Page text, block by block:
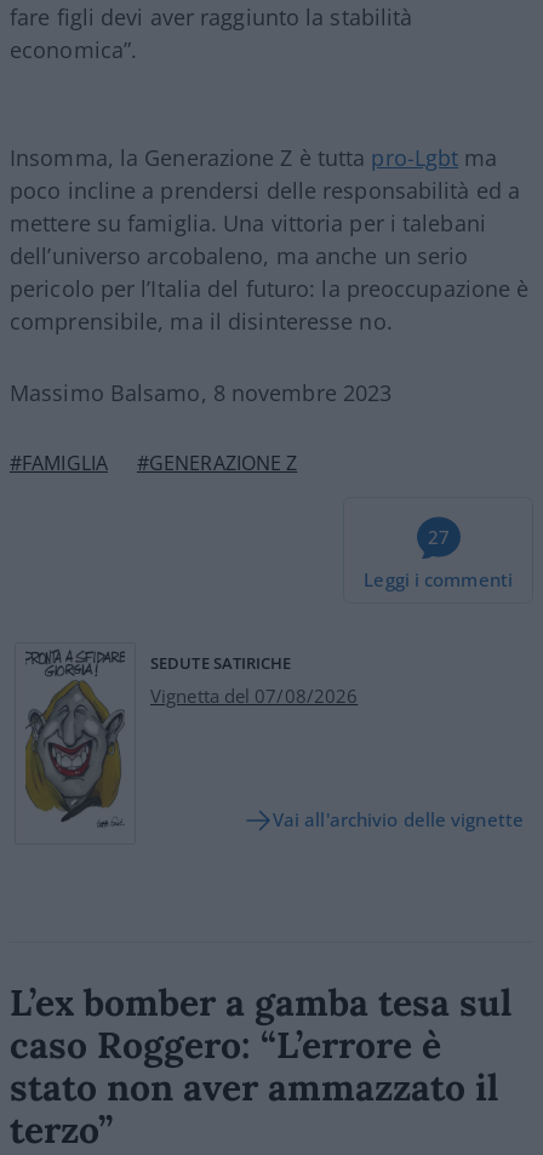
fare figli devi aver raggiunto la stabilità
economica”.
Insomma, la Generazione Z è tutta pro-Lgbt ma
poco incline a prendersi delle responsabilità ed a
mettere su famiglia. Una vittoria per i talebani
dell’universo arcobaleno, ma anche un serio
pericolo per l’Italia del futuro: la preoccupazione è
comprensibile, ma il disinteresse no.
Massimo Balsamo, 8 novembre 2023
#FAMIGLIA #GENERAZIONE Z
27
Leggi i commenti
SEDUTE SATIRICHE
Vignetta del 07/08/2026
Vai all'archivio delle vignette
L’ex bomber a gamba tesa sul
caso Roggero: “L’errore è
stato non aver ammazzato il
terzo”